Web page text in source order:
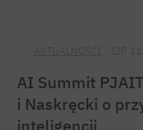
AI Summit
i Naskręcki o
inteligencji